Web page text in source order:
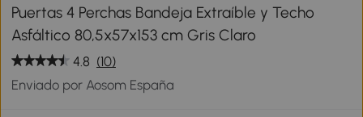
Puertas 4 Perchas Bandeja Extraíble y Techo
Asfáltico 80,5x57x153 cm Gris Claro
4.8 (10)
Enviado por Aosom España